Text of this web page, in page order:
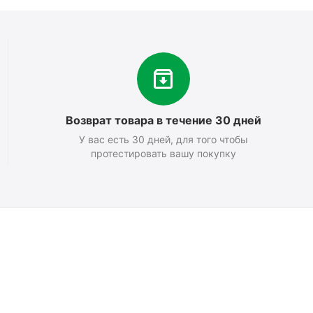
Возврат товара в течение 30 дней
У вас есть 30 дней, для того чтобы
протестировать вашу покупку